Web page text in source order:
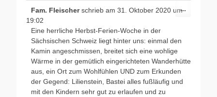
Fam. Fleischerschrieb am 31. Oktober 2020 um
19:02
Eine herrliche Herbst-Ferien-Woche in der
Sächsischen Schweiz liegt hinter uns: einmal den
Kamin angeschmissen, breitet sich eine wohlige
Wärme in der gemütlich eingerichteten Wanderhütte
aus, ein Ort zum Wohlfühlen UND zum Erkunden
der Gegend: Lilienstein, Bastei alles fußläufig und
mit den Kindern sehr gut zu erlaufen und zu
...